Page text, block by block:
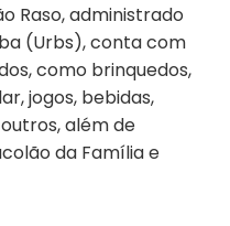
Raso, administrado
(Urbs), conta com
como brinquedos,
jogos, bebidas,
além de
da Família e